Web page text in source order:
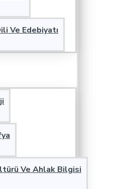
Ve Edebiyatı
Ve Ahlak Bilgisi